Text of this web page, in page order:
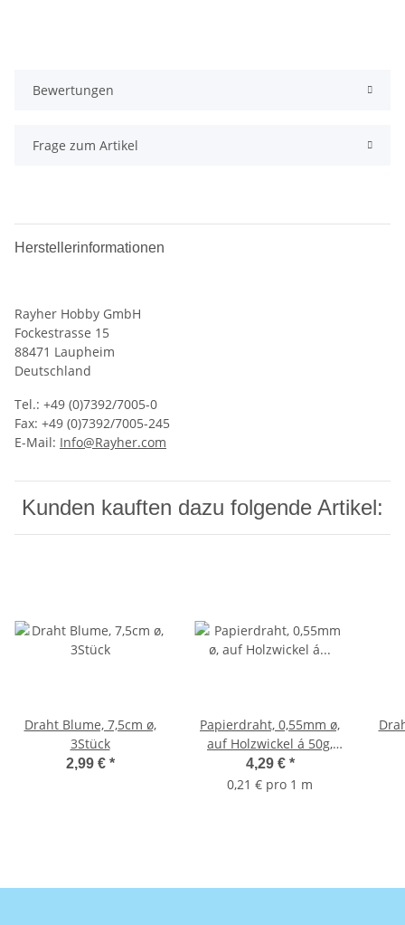
Bewertungen
Frage zum Artikel
Herstellerinformationen
Rayher Hobby GmbH
Fockestrasse 15
88471 Laupheim
Deutschland
Tel.: +49 (0)7392/7005-0
Fax: +49 (0)7392/7005-245
E-Mail: Info@Rayher.com
Kunden kauften dazu folgende Artikel:
Draht Blume, 7,5cm ø,
3Stück
2,99 € *
Papierdraht, 0,55mm ø,
auf Holzwickel á 50g,
20m, natur
4,29 € *
0,21 € pro 1 m